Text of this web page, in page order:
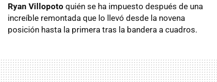
Ryan Villopoto quién se ha impuesto después de una
increíble remontada que lo llevó desde la novena
posición hasta la primera tras la bandera a cuadros.